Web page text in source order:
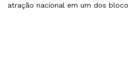
atração nacional em um dos